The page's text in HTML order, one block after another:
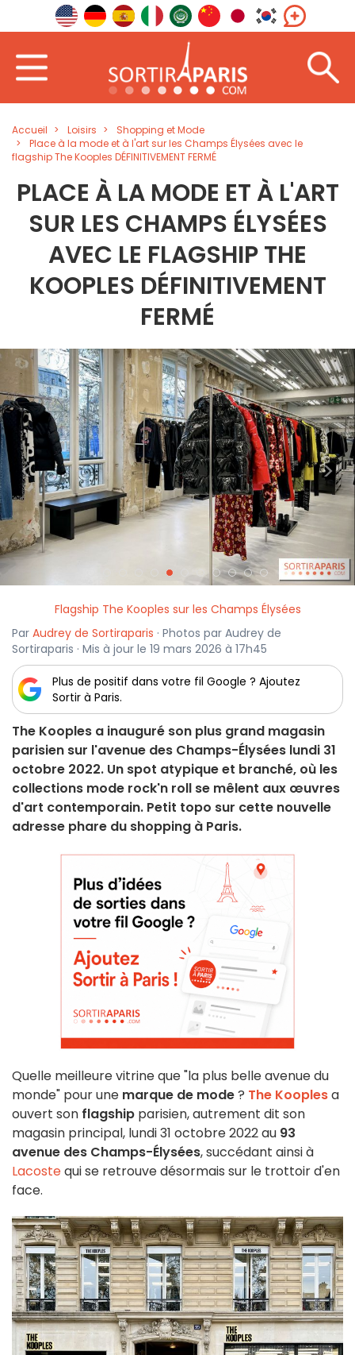
Accueil Loisirs
Shopping et Mode
Place à la mode et à l'art sur les Champs Élysées avec le
flagship The Kooples DÉFINITIVEMENT FERMÉ
PLACE À LA MODE ET À L'ART
SUR LES CHAMPS ÉLYSÉES
AVEC LE FLAGSHIP THE
KOOPLES DÉFINITIVEMENT
FERMÉ
< >
Flagship The Kooples sur les Champs Élysées
Par Audrey de Sortiraparis · Photos par Audrey de
Sortiraparis · Mis à jour le 19 mars 2026 à 17h45
Plus de positif dans votre fil Google ? Ajoutez
Sortir à Paris.
The Kooples a inauguré son plus grand magasin
parisien sur l'avenue des Champs-Élysées lundi 31
octobre 2022. Un spot atypique et branché, où les
collections mode rock'n roll se mêlent aux œuvres
d'art contemporain. Petit topo sur cette nouvelle
adresse phare du shopping à Paris.
Quelle meilleure vitrine que "la plus belle avenue du
monde" pour une marque de mode? The Kooplesa
ouvert son flagship parisien, autrement dit son
magasin principal, lundi 31 octobre 2022 au 93
avenue des Champs-Élysées, succédant ainsi à
Lacostequi se retrouve désormais sur le trottoir d'en
face.